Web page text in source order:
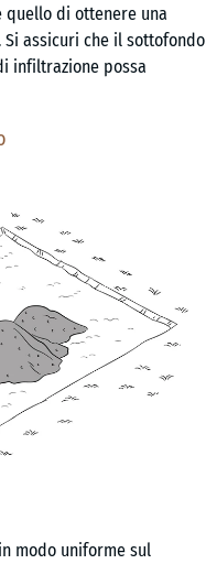
quello di ottenere una
assicuri che il sottofondo
infiltrazione possa
modo uniforme sul